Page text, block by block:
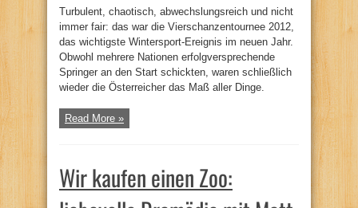
Turbulent, chaotisch, abwechslungsreich und nicht
immer fair: das war die Vierschanzentournee 2012,
das wichtigste Wintersport-Ereignis im neuen Jahr.
Obwohl mehrere Nationen erfolgversprechende
Springer an den Start schickten, waren schließlich
wieder die Österreicher das Maß aller Dinge.
Read More »
Wir kaufen einen Zoo: